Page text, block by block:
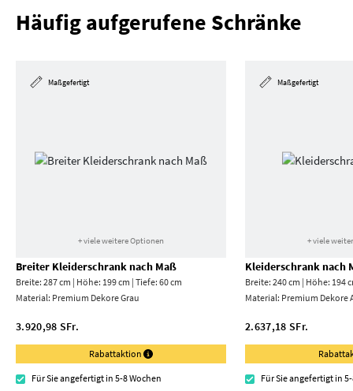
Häufig aufgerufene Schränke
Maßgefertigt
+ viele weitere Optionen
Breiter Kleiderschrank nach Maß
Breite: 287 cm | Höhe: 199 cm | Tiefe: 60 cm
Material: Premium Dekore Grau
3.920,98 SFr.
Rabattaktion
Für Sie angefertigt in 5-8 Wochen
Maßgefertigt
+ viele
Kleiderschrank nach
Breite: 240 cm | Höhe: 194
Material: Premium Dekore
2.637,18 SFr.
Für Sie angefertigt in